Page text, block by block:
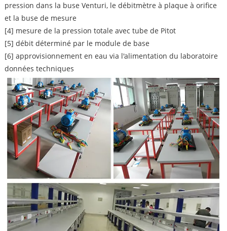
pression dans la buse Venturi, le débitmètre à plaque à orifice
et la buse de mesure
[4] mesure de la pression totale avec tube de Pitot
[5] débit déterminé par le module de base
[6] approvisionnement en eau via l'alimentation du laboratoire
données techniques